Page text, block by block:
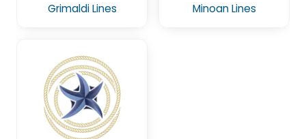
Grimaldi Lines Minoan Lines